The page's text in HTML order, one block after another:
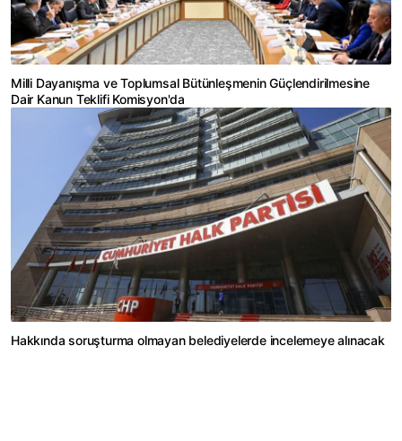
Milli Dayanışma ve Toplumsal Bütünleşmenin Güçlendirilmesine
Dair Kanun Teklifi Komisyon'da
Hakkında soruşturma olmayan belediyelerde incelemeye alınacak